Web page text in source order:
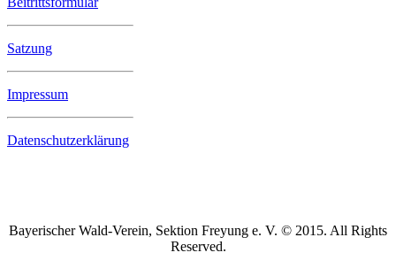
Satzung
Impressum
Datenschutzerklärung
Bayerischer Wald-Verein, Sektion Freyung e. V. © 2015. All Rights
Reserved.